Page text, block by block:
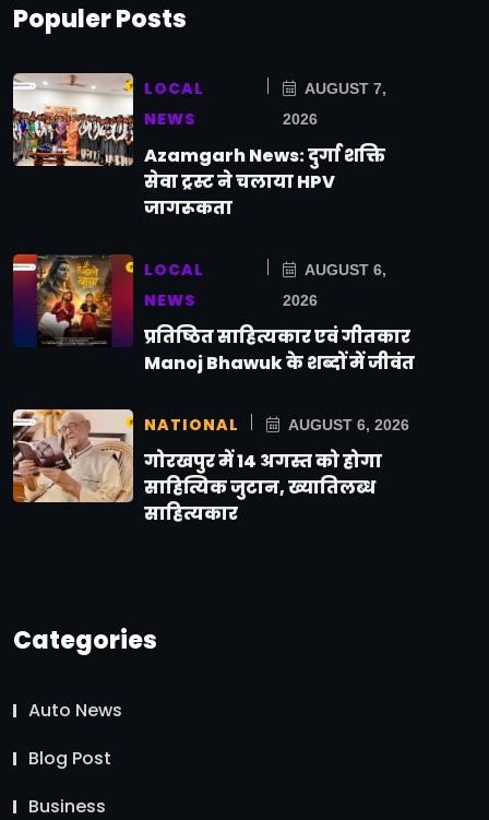
Populer Posts
LOCAL
NEWS
AUGUST 7,
2026
Azamgarh News: दुर्गा शक्ति
सेवा ट्रस्ट ने चलाया HPV
जागरूकता
LOCAL
NEWS
AUGUST 6,
2026
प्रतिष्ठित साहित्यकार एवं गीतकार
Manoj Bhawuk के शब्दों में जीवंत
NATIONAL AUGUST 6, 2026
गोरखपुर में 14 अगस्त को होगा
साहित्यिक जुटान, ख्यातिलब्ध
साहित्यकार
Categories
Auto News
Blog Post
Business